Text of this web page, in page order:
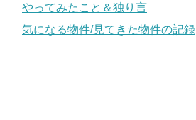
やってみたこと＆独り言
気になる物件/見てきた物件の記録